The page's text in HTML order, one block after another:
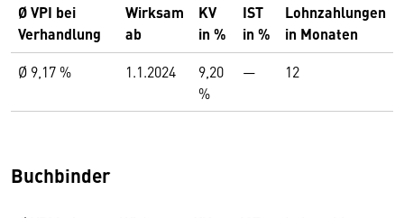
Ø VPI bei
Verhandlung
Wirksam
ab
KV
in %
IST
in %
Lohnzahlungen
in Monaten
Ø 9,17 % 1.1.2024
9,20
%
— 12
Buchbinder